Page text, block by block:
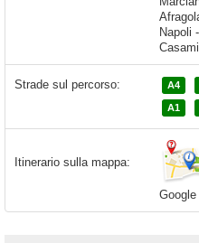
Strade sul percorso: A4
A1
Itinerario sulla mappa:
Google